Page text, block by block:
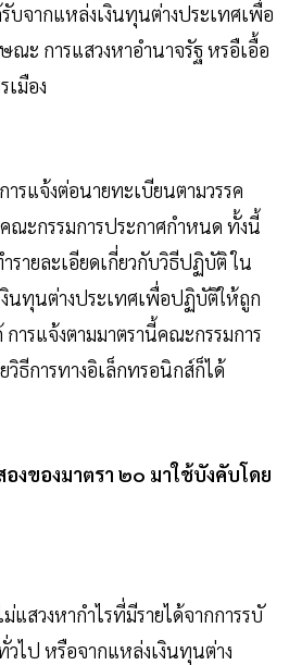
บจากแหล่งเงินทุนต่างประเทศเพื่อ
ณะ การแสวงหาอำนาจรัฐ หรอืเอื้อ
เมือง
แจ้งต่อนายทะเบียนตามวรรค
ณะกรรมการประกาศกำหนด ทั้งนี้
ายละเอียดเกี่ยวกับวิธีปฏิบัติ ใน
งินทุนต่างประเทศเพื่อปฏิบัติให้ถูก
การแจ้งตามมาตรานี้คณะกรรมการ
วิธีการทางอิเล็กทรอนิกส์ก็ได้
งของมาตรา ๒๐ มาใช้บังคับโดย
แสวงหากำไรที่มีรายได้จากการรบั
วไป หรือจากแหล่งเงินทุนต่าง